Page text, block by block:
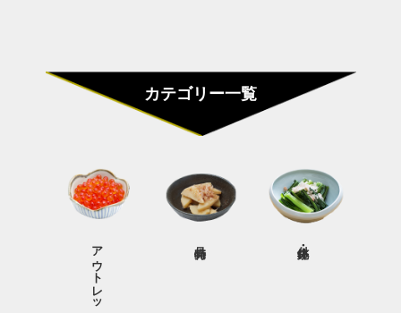
カテゴリー一覧
アウトレット商品